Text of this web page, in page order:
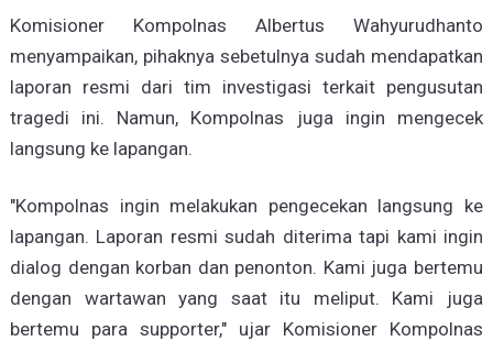
Komisioner Kompolnas Albertus Wahyurudhanto
menyampaikan, pihaknya sebetulnya sudah mendapatkan
laporan resmi dari tim investigasi terkait pengusutan
tragedi ini. Namun, Kompolnas juga ingin mengecek
langsung ke lapangan.
"Kompolnas ingin melakukan pengecekan langsung ke
lapangan. Laporan resmi sudah diterima tapi kami ingin
dialog dengan korban dan penonton. Kami juga bertemu
dengan wartawan yang saat itu meliput. Kami juga
bertemu para supporter," ujar Komisioner Kompolnas